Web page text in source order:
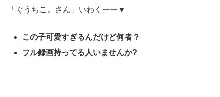
「ぐうちこ。さん」いわくーー▼
この子可愛すぎるんだけど何者？
フル録画持ってる人いませんか?